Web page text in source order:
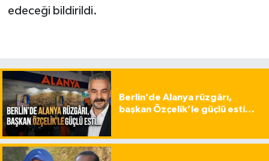
edeceği bildirildi.
Berlin’de Alanya rüzgârı,
başkan Özçelik’le güçlü esti…